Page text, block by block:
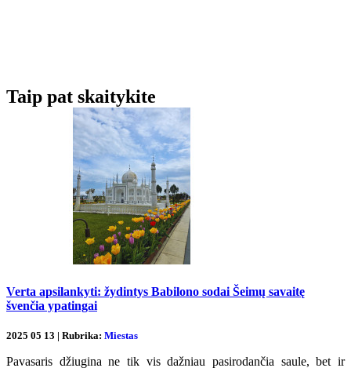
Taip pat skaitykite
Verta apsilankyti: žydintys Babilono sodai Šeimų savaitę
švenčia ypatingai
2025 05 13 | Rubrika: Miestas
Pavasaris džiugina ne tik vis dažniau pasirodančia saule, bet ir